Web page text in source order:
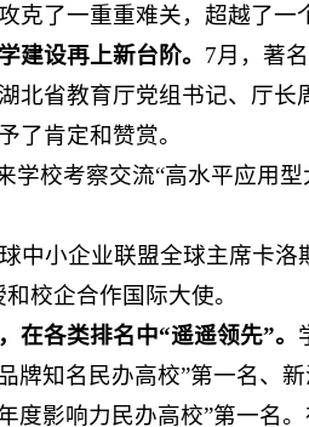
克了一重重难关，超越了
建设再上新台阶。 7月，著
北省教育厅党组书记、厅
了肯定和赞赏。
学校考察交流“高水平应用
中小企业联盟全球主席卡
校企合作国际大使。
在各类排名中“遥遥领先”。
牌知名民办高校”第一名、
度影响力民办高校”第一名